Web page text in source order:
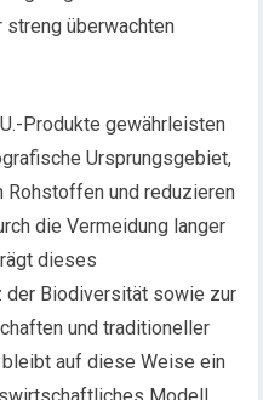
überwachten
Produkte gewährleisten
Ursprungsgebiet,
Rohstoffen und reduzieren
die Vermeidung langer
dieses
der Biodiversität sowie zur
und traditioneller
auf diese Weise ein